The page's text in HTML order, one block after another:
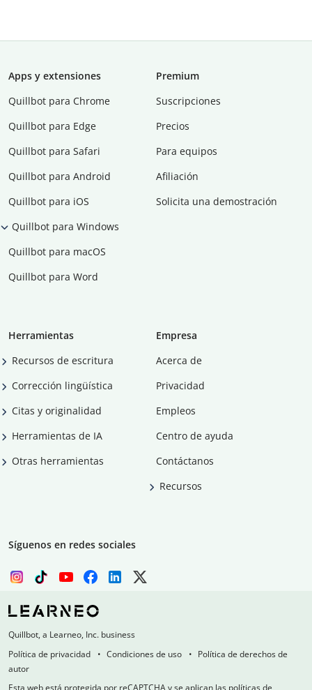
Apps y extensiones
Quillbot para Chrome
Quillbot para Edge
Quillbot para Safari
Quillbot para Android
Quillbot para iOS
Quillbot para Windows
Quillbot para macOS
Quillbot para Word
Premium
Suscripciones
Precios
Para equipos
Afiliación
Solicita una demostración
Herramientas
Recursos de escritura
Corrección lingüística
Citas y originalidad
Herramientas de IA
Otras herramientas
Empresa
Acerca de
Privacidad
Empleos
Centro de ayuda
Contáctanos
Recursos
Síguenos en redes sociales
Quillbot, a Learneo, Inc. business
Política de privacidad
Condiciones de uso
Política de derechos de
autor